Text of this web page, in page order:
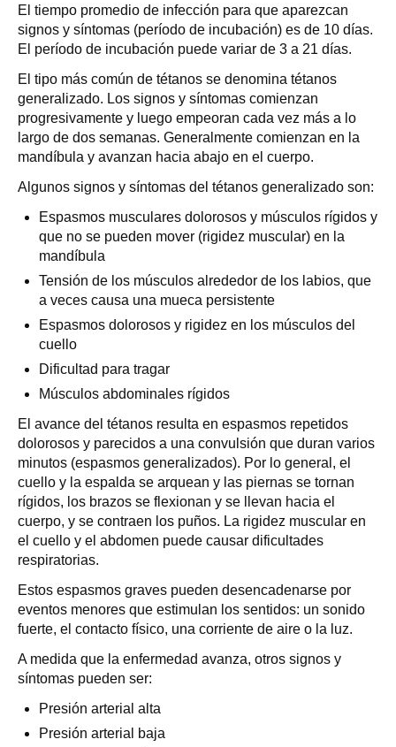
El tiempo promedio de infección para que aparezcan
signos y síntomas (período de incubación) es de 10 días.
El período de incubación puede variar de 3 a 21 días.
El tipo más común de tétanos se denomina tétanos
generalizado. Los signos y síntomas comienzan
progresivamente y luego empeoran cada vez más a lo
largo de dos semanas. Generalmente comienzan en la
mandíbula y avanzan hacia abajo en el cuerpo.
Algunos signos y síntomas del tétanos generalizado son:
Espasmos musculares dolorosos y músculos rígidos y
que no se pueden mover (rigidez muscular) en la
mandíbula
Tensión de los músculos alrededor de los labios, que
a veces causa una mueca persistente
Espasmos dolorosos y rigidez en los músculos del
cuello
Dificultad para tragar
Músculos abdominales rígidos
El avance del tétanos resulta en espasmos repetidos
dolorosos y parecidos a una convulsión que duran varios
minutos (espasmos generalizados). Por lo general, el
cuello y la espalda se arquean y las piernas se tornan
rígidos, los brazos se flexionan y se llevan hacia el
cuerpo, y se contraen los puños. La rigidez muscular en
el cuello y el abdomen puede causar dificultades
respiratorias.
Estos espasmos graves pueden desencadenarse por
eventos menores que estimulan los sentidos: un sonido
fuerte, el contacto físico, una corriente de aire o la luz.
A medida que la enfermedad avanza, otros signos y
síntomas pueden ser:
Presión arterial alta
Presión arterial baja